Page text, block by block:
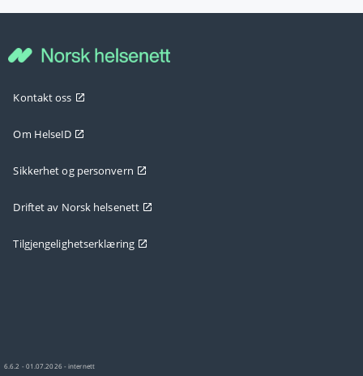
Kontakt oss
Om HelseID
Sikkerhet og personvern
Driftet av Norsk helsenett
Tilgjengelighetserklæring
6.6.2 - 01.07.2026 - internett